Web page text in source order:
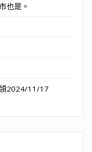
也是。
領2024/11/17